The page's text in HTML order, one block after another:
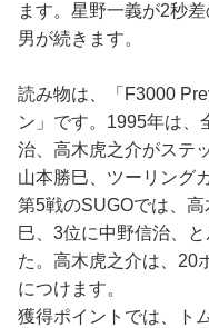
ます。星野一義が2秒
男が続きます。
読み物は、「F3000
ン」です。1995年は、
治、高木虎之介がステ
山本勝巳、ツーリング
第5戦のSUGOでは、
巳、3位に中野信治、
た。高木虎之介は、20
につけます。
獲得ポイントでは、ト